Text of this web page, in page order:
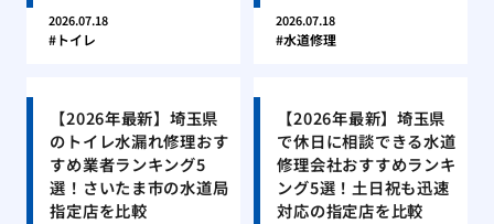
2026.07.18
トイレ
2026.07.18
水道修理
【2026年最新】埼玉県
のトイレ水漏れ修理おす
すめ業者ランキング5
選！さいたま市の水道局
指定店を比較
【2026年最新】埼玉県
で休日に相談できる水道
修理会社おすすめランキ
ング5選！土日祝も迅速
対応の指定店を比較